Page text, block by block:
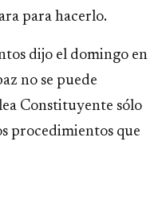
para hacerlo.
dijo el domingo en
no se puede
Constituyente sólo
procedimientos que